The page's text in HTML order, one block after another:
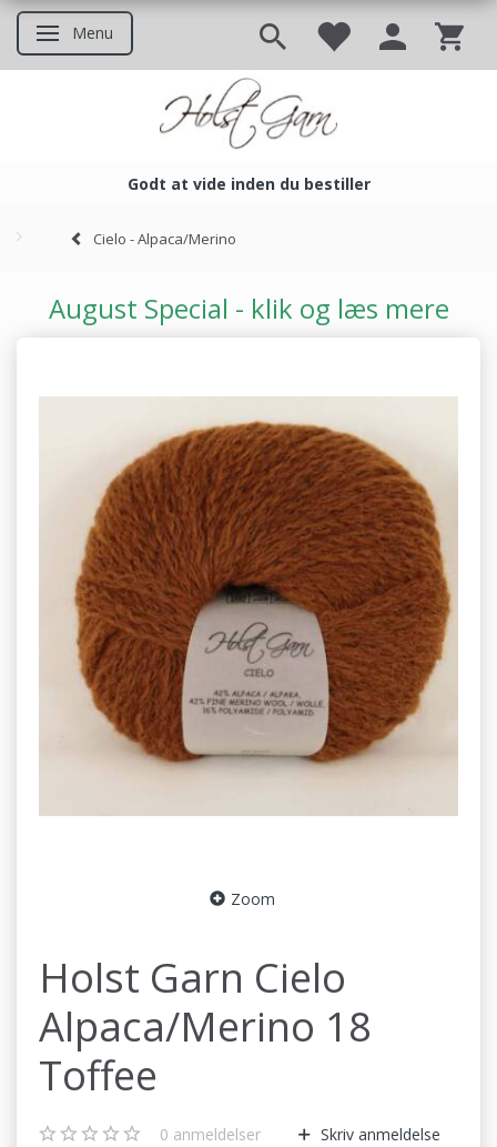
Skifte navigation
Menu
Godt at vide inden du bestiller
Cielo - Alpaca/Merino
August Special - klik og læs mere
Zoom
Holst Garn Cielo
Alpaca/Merino 18
Toffee
0 anmeldelser Skriv anmeldelse